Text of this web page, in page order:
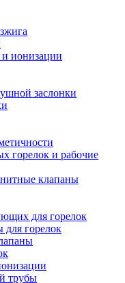
ионизации
заслонки
горелок и рабочие
клапаны
для горелок
для горелок
трубы